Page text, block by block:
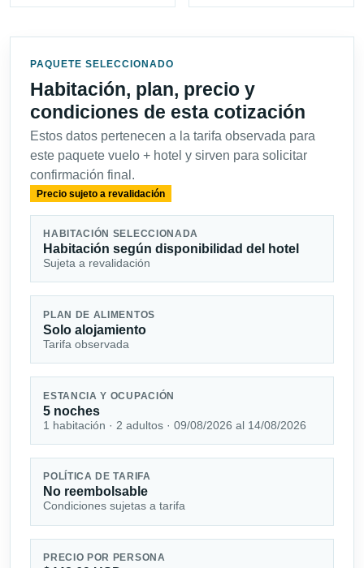
PAQUETE SELECCIONADO
Habitación, plan, precio y
condiciones de esta cotización
Estos datos pertenecen a la tarifa observada para
este paquete vuelo + hotel y sirven para solicitar
confirmación final.
Precio sujeto a revalidación
HABITACIÓN SELECCIONADA
Habitación según disponibilidad del hotel
Sujeta a revalidación
PLAN DE ALIMENTOS
Solo alojamiento
Tarifa observada
ESTANCIA Y OCUPACIÓN
5 noches
1 habitación · 2 adultos · 09/08/2026 al 14/08/2026
POLÍTICA DE TARIFA
No reembolsable
Condiciones sujetas a tarifa
PRECIO POR PERSONA